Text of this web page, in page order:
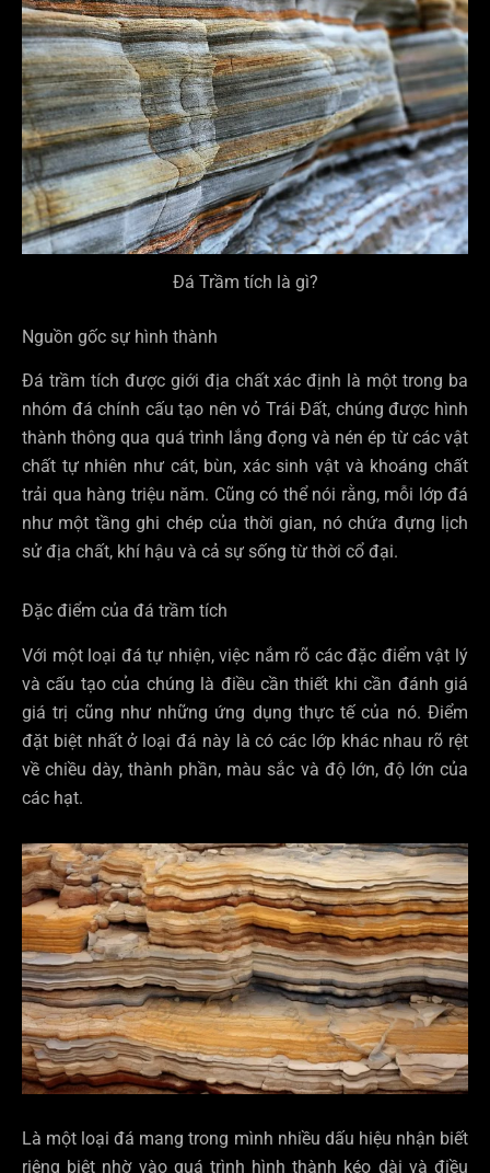
Đá Trầm tích là gì?
Nguồn gốc sự hình thành
Đá trầm tích được giới địa chất xác định là một trong ba
nhóm đá chính cấu tạo nên vỏ Trái Đất, chúng được hình
thành thông qua quá trình lắng đọng và nén ép từ các vật
chất tự nhiên như cát, bùn, xác sinh vật và khoáng chất
trải qua hàng triệu năm. Cũng có thể nói rằng, mỗi lớp đá
như một tầng ghi chép của thời gian, nó chứa đựng lịch
sử địa chất, khí hậu và cả sự sống từ thời cổ đại.
Đặc điểm của đá trầm tích
Với một loại đá tự nhiện, việc nắm rõ các đặc điểm vật lý
và cấu tạo của chúng là điều cần thiết khi cần đánh giá
giá trị cũng như những ứng dụng thực tế của nó. Điểm
đặt biệt nhất ở loại đá này là có các lớp khác nhau rõ rệt
về chiều dày, thành phần, màu sắc và độ lớn, độ lớn của
các hạt.
Là một loại đá mang trong mình nhiều dấu hiệu nhận biết
riêng biệt nhờ vào quá trình hình thành kéo dài và điều